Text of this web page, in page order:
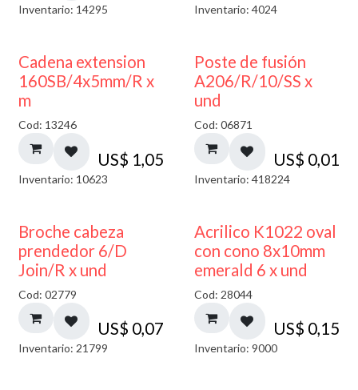
Inventario: 14295 Inventario: 4024
Cadena extension
160SB/4x5mm/R x
m
Cod: 13246
US$ 1,05
Inventario: 10623
Poste de fusión
A206/R/10/SS x
und
Cod: 06871
US$ 0,01
Inventario: 418224
Broche cabeza
prendedor 6/D
Join/R x und
Cod: 02779
US$ 0,07
Inventario: 21799
Acrilico K1022 oval
con cono 8x10mm
emerald 6 x und
Cod: 28044
US$ 0,15
Inventario: 9000